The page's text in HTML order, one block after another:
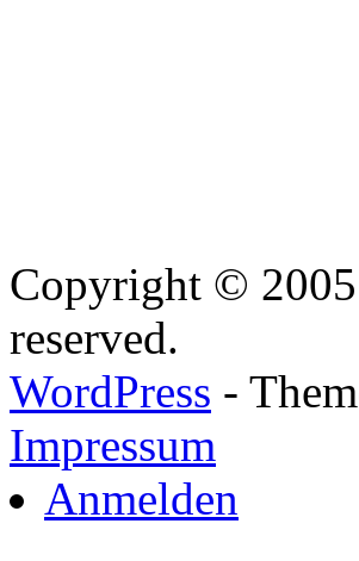
Copyright ©
reserved.
WordPress -
Impressum
Anmelden